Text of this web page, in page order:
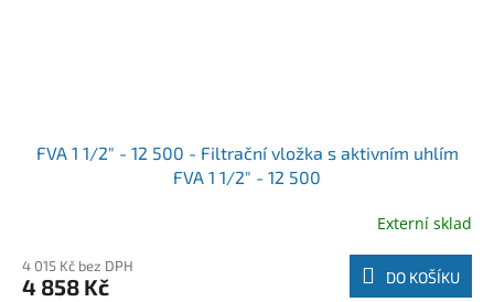
FVA 1 1/2" - 12 500 - Filtrační vložka s aktivním uhlím
FVA 1 1/2" - 12 500
Externí sklad
4 015 Kč bez DPH
4 858 Kč DO KOŠÍKU